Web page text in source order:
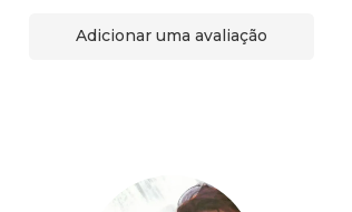
Adicionar uma avaliação